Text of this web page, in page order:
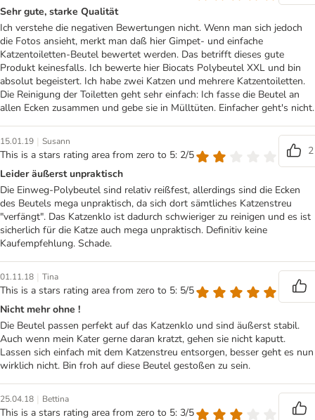
Sehr gute, starke Qualität
Ich verstehe die negativen Bewertungen nicht. Wenn man sich jedoch
die Fotos ansieht, merkt man daß hier Gimpet- und einfache
Katzentoiletten-Beutel bewertet werden. Das betrifft dieses gute
Produkt keinesfalls. Ich bewerte hier Biocats Polybeutel XXL und bin
absolut begeistert. Ich habe zwei Katzen und mehrere Katzentoiletten.
Die Reinigung der Toiletten geht sehr einfach: Ich fasse die Beutel an
allen Ecken zusammen und gebe sie in Mülltüten. Einfacher geht's nicht.
15.01.19 | Susann
This is a stars rating area from zero to 5: 2/5
2
Leider äußerst unpraktisch
Die Einweg-Polybeutel sind relativ reißfest, allerdings sind die Ecken
des Beutels mega unpraktisch, da sich dort sämtliches Katzenstreu
"verfängt". Das Katzenklo ist dadurch schwieriger zu reinigen und es ist
sicherlich für die Katze auch mega unpraktisch. Definitiv keine
Kaufempfehlung. Schade.
01.11.18 | Tina
This is a stars rating area from zero to 5: 5/5
Nicht mehr ohne !
Die Beutel passen perfekt auf das Katzenklo und sind äußerst stabil.
Auch wenn mein Kater gerne daran kratzt, gehen sie nicht kaputt.
Lassen sich einfach mit dem Katzenstreu entsorgen, besser geht es nun
wirklich nicht. Bin froh auf diese Beutel gestoßen zu sein.
25.04.18 | Bettina
This is a stars rating area from zero to 5: 3/5